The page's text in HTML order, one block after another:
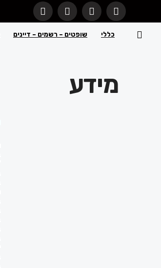
כללי שופטים – רשמים – דיינים
מידע